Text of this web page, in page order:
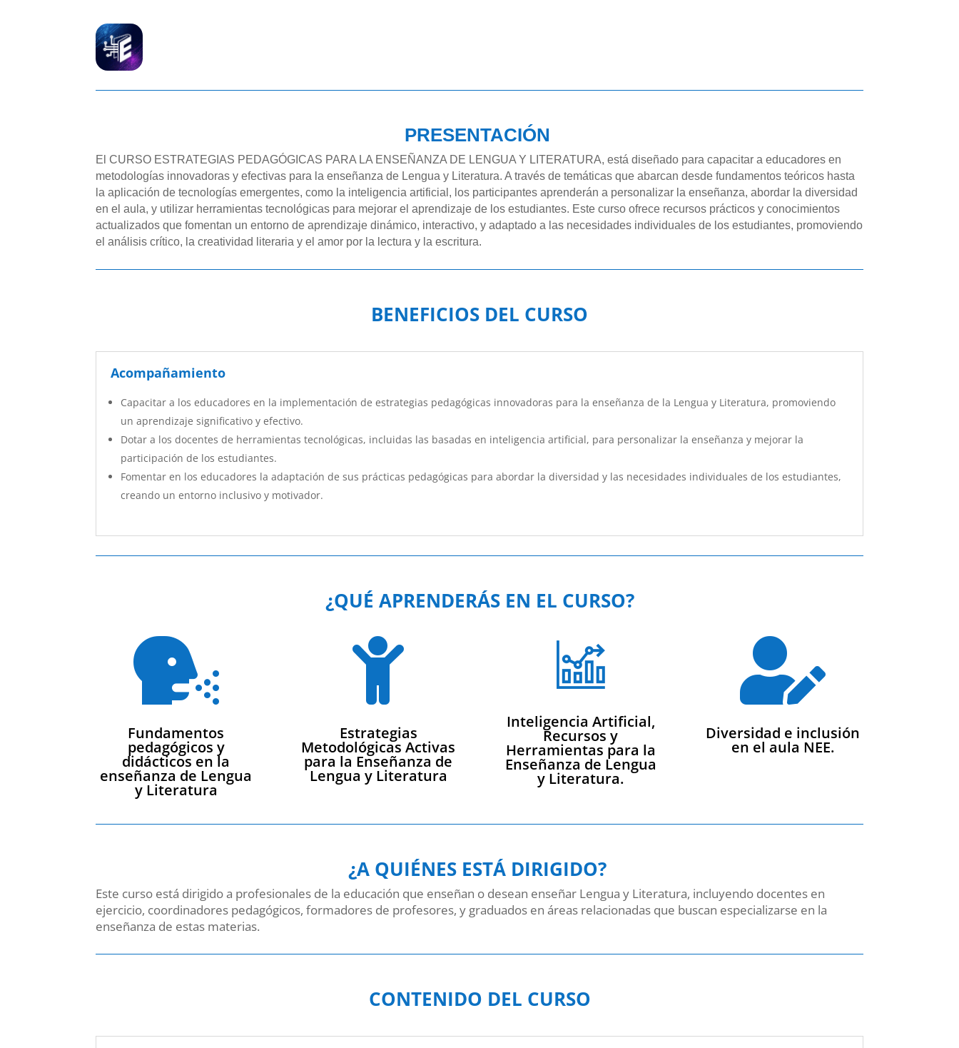
PRESENTACIÓN
El CURSO ESTRATEGIAS PEDAGÓGICAS PARA LA ENSEÑANZA DE LENGUA Y LITERATURA, está diseñado para capacitar a educadores en
metodologías innovadoras y efectivas para la enseñanza de Lengua y Literatura. A través de temáticas que abarcan desde fundamentos teóricos hasta
la aplicación de tecnologías emergentes, como la inteligencia artificial, los participantes aprenderán a personalizar la enseñanza, abordar la diversidad
en el aula, y utilizar herramientas tecnológicas para mejorar el aprendizaje de los estudiantes. Este curso ofrece recursos prácticos y conocimientos
actualizados que fomentan un entorno de aprendizaje dinámico, interactivo, y adaptado a las necesidades individuales de los estudiantes, promoviendo
el análisis crítico, la creatividad literaria y el amor por la lectura y la escritura.
BENEFICIOS DEL CURSO
Acompañamiento
Capacitar a los educadores en la implementación de estrategias pedagógicas innovadoras para la enseñanza de la Lengua y Literatura, promoviendo
un aprendizaje significativo y efectivo.
Dotar a los docentes de herramientas tecnológicas, incluidas las basadas en inteligencia artificial, para personalizar la enseñanza y mejorar la
participación de los estudiantes.
Fomentar en los educadores la adaptación de sus prácticas pedagógicas para abordar la diversidad y las necesidades individuales de los estudiantes,
creando un entorno inclusivo y motivador.
¿QUÉ APRENDERÁS EN EL CURSO?

Fundamentos
pedagógicos y
didácticos en la
enseñanza de Lengua
y Literatura

Estrategias
Metodológicas Activas
para la Enseñanza de
Lengua y Literatura
Inteligencia Artificial,
Recursos y
Herramientas para la
Enseñanza de Lengua
y Literatura.

Diversidad e inclusión
en el aula NEE.
¿A QUIÉNES ESTÁ DIRIGIDO?
Este curso está dirigido a profesionales de la educación que enseñan o desean enseñar Lengua y Literatura, incluyendo docentes en
ejercicio, coordinadores pedagógicos, formadores de profesores, y graduados en áreas relacionadas que buscan especializarse en la
enseñanza de estas materias.
CONTENIDO DEL CURSO